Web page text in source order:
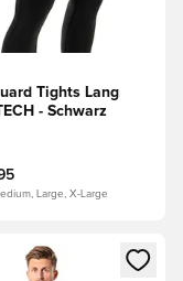
Tights Lang
- Schwarz
Large, X-Large
Registrieren als
ein Fenster zum